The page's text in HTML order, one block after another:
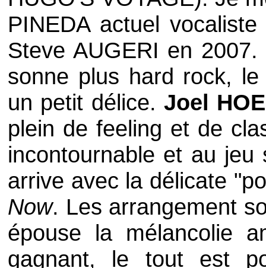
PINEDAactuel
Steve AUGERI en
sonne plus hard rock,
un petit délice. Joel
plein de feeling et de
incontournable et au jeu
arrive avec la délicate
Now. Les arrangement
épouse la mélancolie
gagnant, le tout est